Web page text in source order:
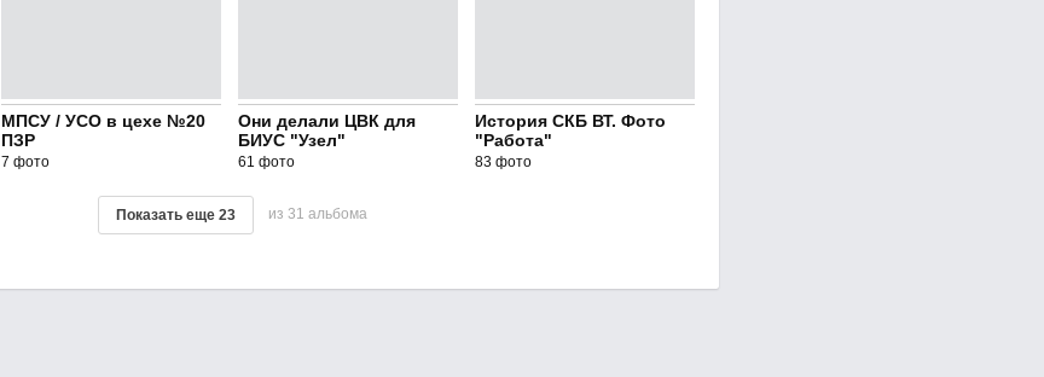
МПСУ / УСО в цехе №20
ПЗР
7 фото
Они делали ЦВК для
БИУС "Узел"
61 фото
История СКБ ВТ. Фото
"Работа"
83 фото
Показать еще 23 из 31 альбома